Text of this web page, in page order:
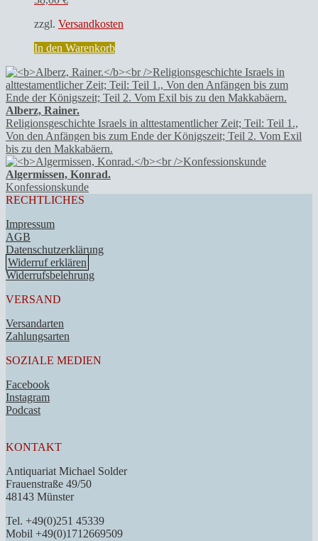
zzgl. Versandkosten
In den Warenkorb
Alberz, Rainer.
Religionsgeschichte Israels in alttestamentlicher Zeit; Teil: Teil 1.,
Von den Anfängen bis zum Ende der Königszeit; Teil 2. Vom Exil
bis zu den Makkabäern.
Algermissen, Konrad.
Konfessionskunde
RECHTLICHES
Impressum
AGB
Datenschutzerklärung
Widerruf erklären
Widerrufsbelehrung
VERSAND
Versandarten
Zahlungsarten
SOZIALE MEDIEN
Facebook
Instagram
Podcast
KONTAKT
Antiquariat Michael Solder
Frauenstraße 49/50
48143 Münster
Tel. +49(0)251 45339
Mobil +49(0)1712669509